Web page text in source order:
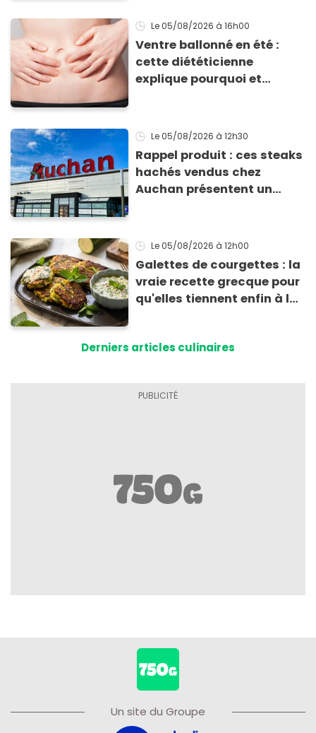
Le 05/08/2026 à 16h00
Ventre ballonné en été :
cette diététicienne
explique pourquoi et
Le 05/08/2026 à 12h30
Rappel produit : ces steaks
hachés vendus chez
Auchan présentent un
Le 05/08/2026 à 12h00
Galettes de courgettes : la
vraie recette grecque pour
qu'elles tiennent enfin à la
Derniers articles culinaires
Un site du Groupe